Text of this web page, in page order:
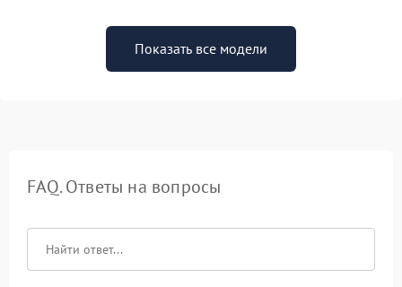
Показать все модели
FAQ. Ответы на вопросы